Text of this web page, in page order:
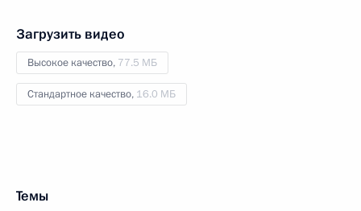
Загрузить видео
Высокое качество, 77.5 МБ
Стандартное качество, 16.0 МБ
Темы